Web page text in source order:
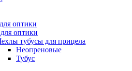
оптики
оптики
тубусы для прицела
Неопреновые
Тубус